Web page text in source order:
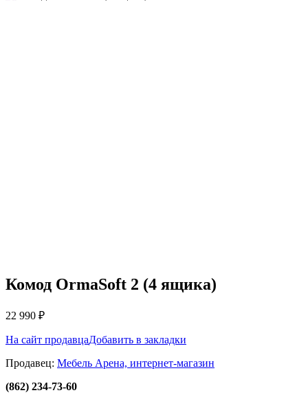
Комод OrmaSoft 2 (4 ящика)
22 990 ₽
На сайт продавцаДобавить в закладки
Продавец: Мебель Арена, интернет-магазин
(862) 234-73-60